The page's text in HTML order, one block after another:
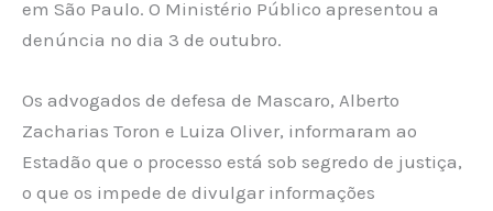
em São Paulo. O Ministério Público apresentou a
denúncia no dia 3 de outubro.
Os advogados de defesa de Mascaro, Alberto
Zacharias Toron e Luiza Oliver, informaram ao
Estadão que o processo está sob segredo de justiça,
o que os impede de divulgar informações